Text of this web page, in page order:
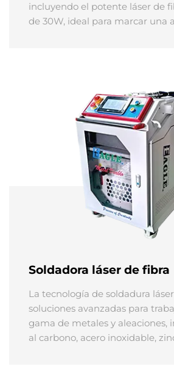
incluyendo el potente láser de
de 30W, ideal para marcar una
cerámica y madera. Estas
Soldadora láser de fibra
La tecnología de soldadura
soluciones avanzadas para
gama de metales y aleaciones,
al carbono, acero inoxidable,
aluminio, cromo y metales